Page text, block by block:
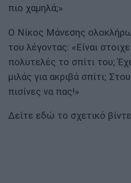
πιο χαμηλά;»
Ο Νίκος Μάνεσης
του λέγοντας: «Είναι
πολυτελές το σπίτι του;
μιλάς για ακριβά σπίτι;
πισίνες να πας!»
Δείτε εδώ το σχετικό